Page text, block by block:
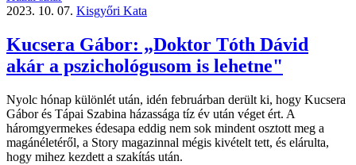
2023. 10. 07. Kisgyőri Kata
Kucsera Gábor: „Doktor Tóth Dávid
akár a pszichológusom is lehetne"
Nyolc hónap különlét után, idén februárban derült ki, hogy Kucsera
Gábor és Tápai Szabina házassága tíz év után véget ért. A
háromgyermekes édesapa eddig nem sok mindent osztott meg a
magánéletéről, a Story magazinnal mégis kivételt tett, és elárulta,
hogy mihez kezdett a szakítás után.